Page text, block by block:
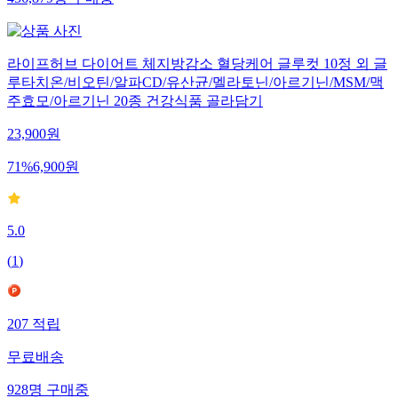
456,879명구매중
라이프허브 다이어트 체지방감소 혈당케어 글루컷 10정 외 글
루타치온/비오틴/알파CD/유산균/멜라토닌/아르기닌/MSM/맥
주효모/아르기닌 20종 건강식품 골라담기
23,900원
71%6,900원
5.0
(1)
207적립
무료배송
928명구매중